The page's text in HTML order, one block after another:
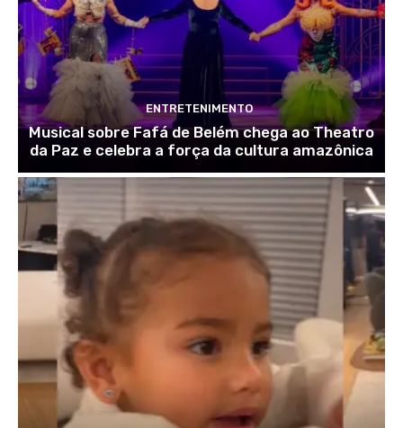
ENTRETENIMENTO
Musical sobre Fafá de Belém chega ao Theatro
da Paz e celebra a força da cultura amazônica